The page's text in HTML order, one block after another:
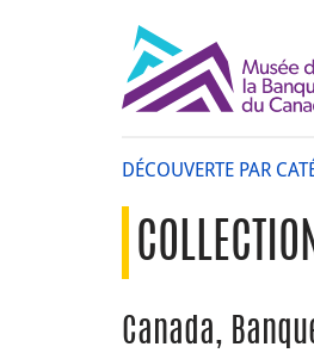
DÉCOUVERTE PAR
Canada,